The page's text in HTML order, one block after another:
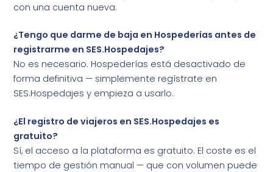
con una cuenta nueva.
¿Tengo que darme de baja en Hospederías antes de
registrarme en SES.Hospedajes?
No es necesario. Hospederías está desactivado de
forma definitiva — simplemente regístrate en
SES.Hospedajes y empieza a usarlo.
¿El registro de viajeros en SES.Hospedajes es
gratuito?
Sí, el acceso a la plataforma es gratuito. El coste es el
tiempo de gestión manual — que con volumen puede